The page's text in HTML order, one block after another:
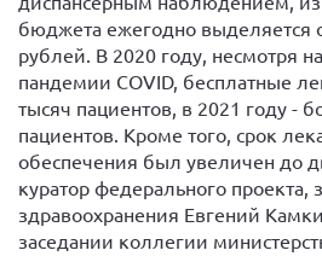
бюджета ежегодно выделяется
рублей. В 2020 году, несмотря
пандемии COVID, бесплатные
тысяч пациентов, в 2021 году -
пациентов. Кроме того, срок
обеспечения был увеличен до
куратор федерального проекта,
здравоохранения Евгений
заседании коллегии